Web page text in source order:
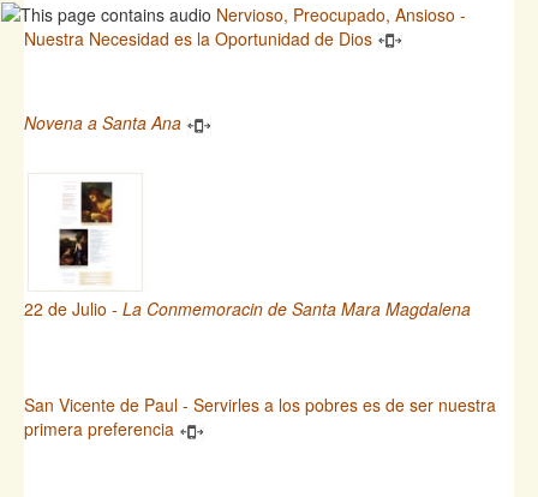
Nervioso, Preocupado, Ansioso -
Nuestra Necesidad es la Oportunidad de Dios
Novena a Santa Ana
22 de Julio - La Conmemoracin de Santa Mara Magdalena
San Vicente de Paul - Servirles a los pobres es de ser nuestra
primera preferencia